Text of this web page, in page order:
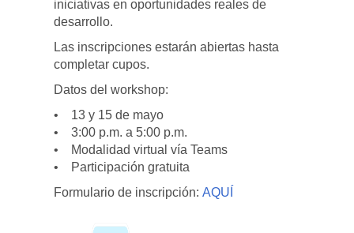
iniciativas en oportunidades reales de
desarrollo.
Las inscripciones estarán abiertas hasta
completar cupos.
Datos del workshop:
• 13 y 15 de mayo
• 3:00 p.m. a 5:00 p.m.
• Modalidad virtual vía Teams
• Participación gratuita
Formulario de inscripción:AQUÍ